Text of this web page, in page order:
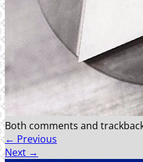
Both comments and
← Previous
Next →